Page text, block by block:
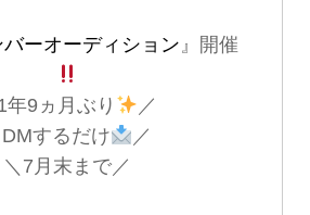
ーオーディション』開催
年9ヵ月ぶり
／
DMするだけ
／
＼7月末まで／